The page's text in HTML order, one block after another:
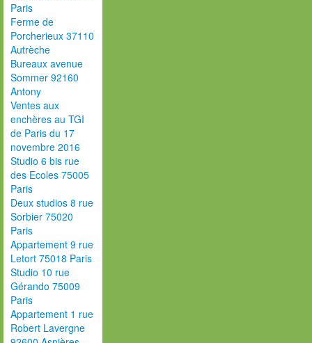
Paris
Ferme de
Porcherieux 37110
Autrèche
Bureaux avenue
Sommer 92160
Antony
Ventes aux
enchères au TGI
de Paris du 17
novembre 2016
Studio 6 bis rue
des Ecoles 75005
Paris
Deux studios 8 rue
Sorbier 75020
Paris
Appartement 9 rue
Letort 75018 Paris
Studio 10 rue
Gérando 75009
Paris
Appartement 1 rue
Robert Lavergne